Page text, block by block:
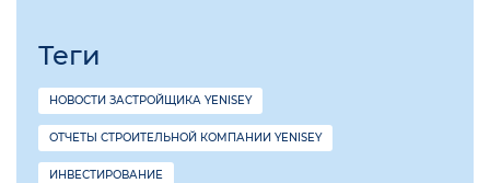
Теги
НОВОСТИ ЗАСТРОЙЩИКА YENISEY
ОТЧЕТЫ СТРОИТЕЛЬНОЙ КОМПАНИИ YENISEY
ИНВЕСТИРОВАНИЕ